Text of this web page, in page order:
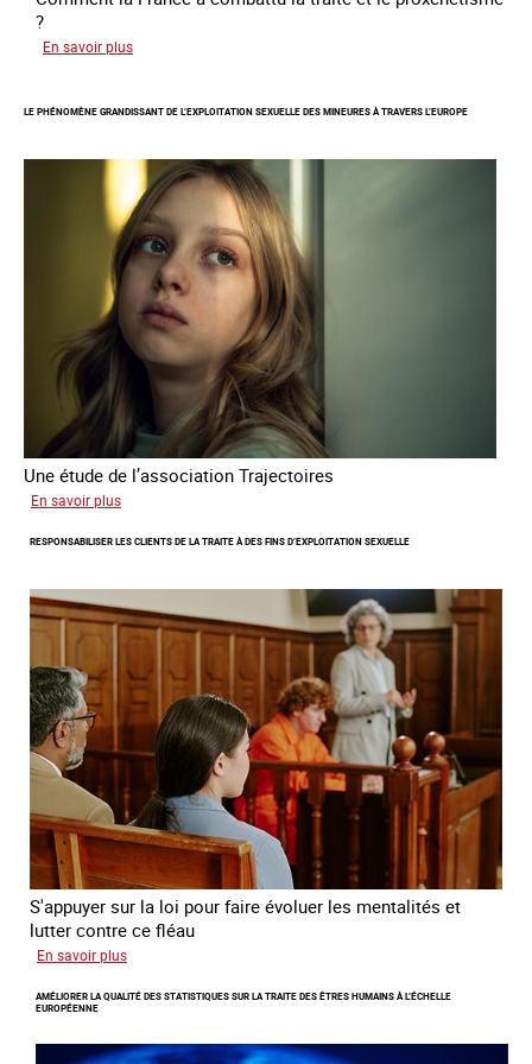
?
En savoir plus
de
sur
l'exploitation
sexuelle
en
France
2025
LE PHÉNOMÈNE GRANDISSANT DE L’EXPLOITATION SEXUELLE DES MINEURES À TRAVERS L’EUROPE
Une étude de l’association Trajectoires
En savoir plus
phénomène
de
l’exploitation
sexuelle
mineures
à
travers
l’Europe
RESPONSABILISER LES CLIENTS DE LA TRAITE À DES FINS D’EXPLOITATION SEXUELLE
S'appuyer sur la loi pour faire évoluer les mentalités et
lutter contre ce fléau
En savoir plus
les
de
AMÉLIORER LA QUALITÉ DES STATISTIQUES SUR LA TRAITE DES ÊTRES HUMAINS À L’ÉCHELLE
EUROPÉENNE